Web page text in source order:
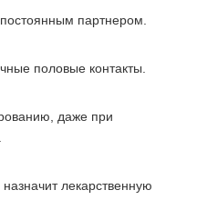
партнером.
половые контакты.
даже при
лекарственную